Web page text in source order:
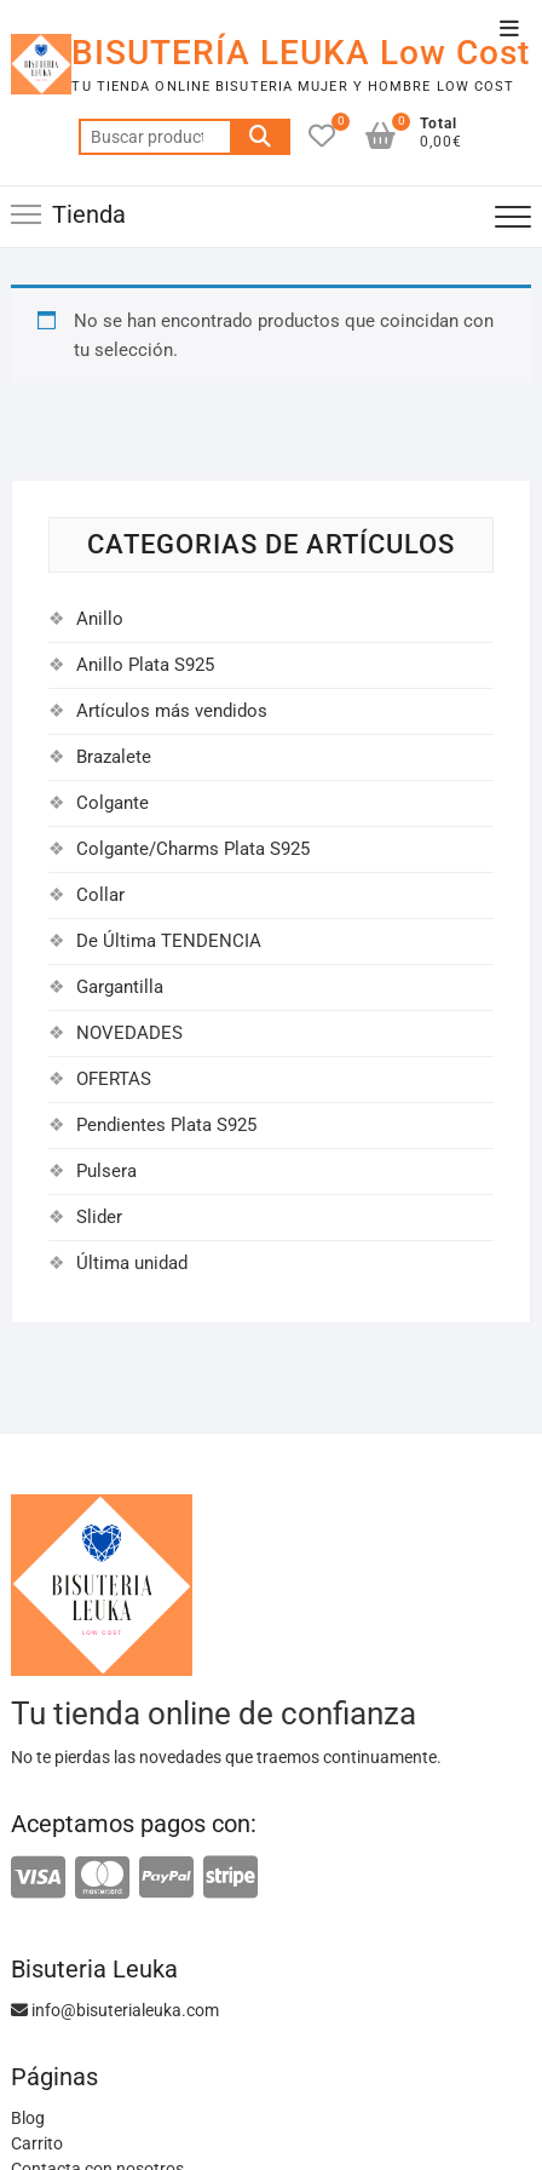
contenido
de
la
BISUTERÍA LEUKA Low Cost
TU TIENDA ONLINE BISUTERIA MUJER Y HOMBRE LOW COST
Buscar
por:
0
Total
0,00€
0
Tienda
No se han encontrado productos que coincidan con
tu selección.
CATEGORIAS DE ARTÍCULOS
Anillo
Anillo Plata S925
Artículos más vendidos
Brazalete
Colgante
Colgante/Charms Plata S925
Collar
De Última TENDENCIA
Gargantilla
NOVEDADES
OFERTAS
Pendientes Plata S925
Pulsera
Slider
Última unidad
Tu tienda online de confianza
No te pierdas las novedades que traemos continuamente.
Aceptamos pagos con:
Bisuteria Leuka
info@bisuterialeuka.com
Páginas
Blog
Carrito